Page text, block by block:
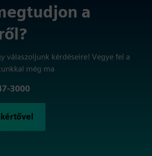
a
válaszoljunk kérdéseire! Vegye fel a
még ma
3000